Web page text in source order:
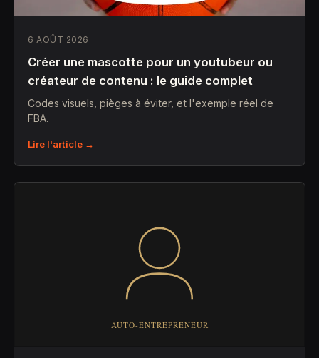
6 AOÛT 2026
Créer une mascotte pour un youtubeur ou
créateur de contenu : le guide complet
Codes visuels, pièges à éviter, et l'exemple réel de
FBA.
Lire l'article →